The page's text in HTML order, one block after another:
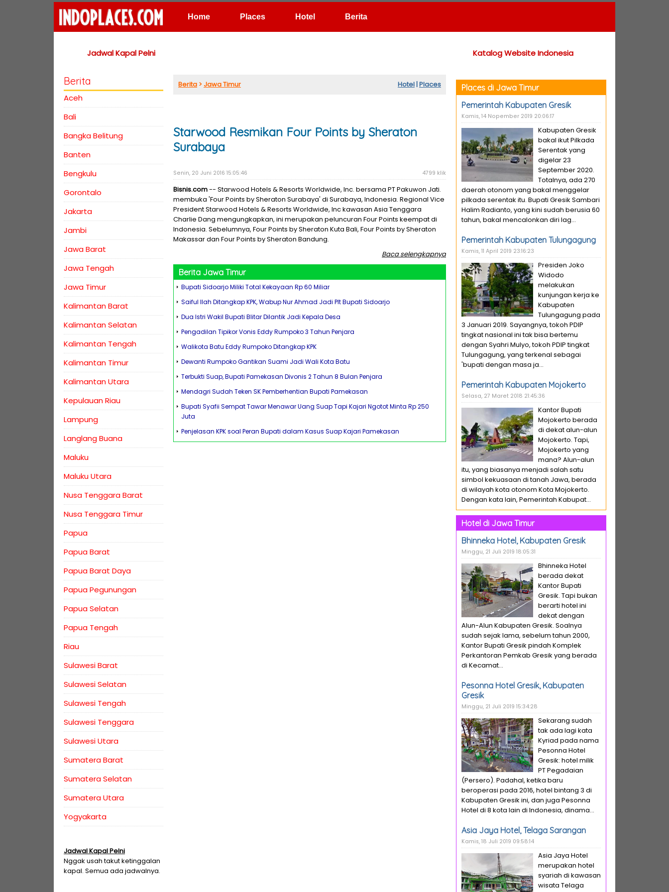
Home Places Hotel Berita
Jadwal Kapal Pelni Katalog Website Indonesia
Berita
Aceh
Bali
Bangka Belitung
Banten
Bengkulu
Gorontalo
Jakarta
Jambi
Jawa Barat
Jawa Tengah
Jawa Timur
Kalimantan Barat
Kalimantan Selatan
Kalimantan Tengah
Kalimantan Timur
Kalimantan Utara
Kepulauan Riau
Lampung
Langlang Buana
Maluku
Maluku Utara
Nusa Tenggara Barat
Nusa Tenggara Timur
Papua
Papua Barat
Papua Barat Daya
Papua Pegunungan
Papua Selatan
Papua Tengah
Riau
Sulawesi Barat
Sulawesi Selatan
Sulawesi Tengah
Sulawesi Tenggara
Sulawesi Utara
Sumatera Barat
Sumatera Selatan
Sumatera Utara
Yogyakarta
Jadwal Kapal Pelni
Nggak usah takut ketinggalan
kapal. Semua ada jadwalnya.
Berita >Jawa Timur Hotel|Places
Starwood Resmikan Four Points by Sheraton
Surabaya
Senin, 20 Juni 2016 15:05:46 4799 klik
Bisnis.com-- Starwood Hotels & Resorts Worldwide, Inc. bersama PT Pakuwon Jati.
membuka 'Four Points by Sheraton Surabaya' di Surabaya, Indonesia. Regional Vice
President Starwood Hotels & Resorts Worldwide, Inc kawasan Asia Tenggara
Charlie Dang mengungkapkan, ini merupakan peluncuran Four Points keempat di
Indonesia. Sebelumnya, Four Points by Sheraton Kuta Bali, Four Points by Sheraton
Makassar dan Four Points by Sheraton Bandung.
Baca selengkapnya
Berita Jawa Timur
Bupati Sidoarjo Miliki Total Kekayaan Rp 60 Miliar
Saiful Ilah Ditangkap KPK, Wabup Nur Ahmad Jadi Plt Bupati Sidoarjo
Dua Istri Wakil Bupati Blitar Dilantik Jadi Kepala Desa
Pengadilan Tipikor Vonis Eddy Rumpoko 3 Tahun Penjara
Walikota Batu Eddy Rumpoko Ditangkap KPK
Dewanti Rumpoko Gantikan Suami Jadi Wali Kota Batu
Terbukti Suap, Bupati Pamekasan Divonis 2 Tahun 8 Bulan Penjara
Mendagri Sudah Teken SK Pemberhentian Bupati Pamekasan
Bupati Syafii Sempat Tawar Menawar Uang Suap Tapi Kajari Ngotot Minta Rp 250
Juta
Penjelasan KPK soal Peran Bupati dalam Kasus Suap Kajari Pamekasan
Places di Jawa Timur
Pemerintah Kabupaten Gresik
Kamis, 14 Nopember 2019 20:06:17
Kabupaten Gresik
bakal ikut Pilkada
Serentak yang
digelar 23
September 2020.
Totalnya, ada 270
daerah otonom yang bakal menggelar
pilkada serentak itu. Bupati Gresik Sambari
Halim Radianto, yang kini sudah berusia 60
tahun, bakal mencalonkan diri lag...
Pemerintah Kabupaten Tulungagung
Kamis, 11 April 2019 23:16:23
Presiden Joko
Widodo
melakukan
kunjungan kerja ke
Kabupaten
Tulungagung pada
3 Januari 2019. Sayangnya, tokoh PDIP
tingkat nasional ini tak bisa bertemu
dengan Syahri Mulyo, tokoh PDIP tingkat
Tulungagung, yang terkenal sebagai
'bupati dengan masa ja...
Pemerintah Kabupaten Mojokerto
Selasa, 27 Maret 2018 21:45:36
Kantor Bupati
Mojokerto berada
di dekat alun-alun
Mojokerto. Tapi,
Mojokerto yang
mana? Alun-alun
itu, yang biasanya menjadi salah satu
simbol kekuasaan di tanah Jawa, berada
di wilayah kota otonom Kota Mojokerto.
Dengan kata lain, Pemerintah Kabupat...
Hotel di Jawa Timur
Bhinneka Hotel, Kabupaten Gresik
Minggu, 21 Juli 2019 18:05:31
Bhinneka Hotel
berada dekat
Kantor Bupati
Gresik. Tapi bukan
berarti hotel ini
dekat dengan
Alun-Alun Kabupaten Gresik. Soalnya
sudah sejak lama, sebelum tahun 2000,
Kantor Bupati Gresik pindah Komplek
Perkantoran Pemkab Gresik yang berada
di Kecamat...
Pesonna Hotel Gresik, Kabupaten
Gresik
Minggu, 21 Juli 2019 15:34:28
Sekarang sudah
tak ada lagi kata
Kyriad pada nama
Pesonna Hotel
Gresik: hotel milik
PT Pegadaian
(Persero). Padahal, ketika baru
beroperasi pada 2016, hotel bintang 3 di
Kabupaten Gresik ini, dan juga Pesonna
Hotel di 8 kota lain di Indonesia, dinama...
Asia Jaya Hotel, Telaga Sarangan
Kamis, 18 Juli 2019 09:58:14
Asia Jaya Hotel
merupakan hotel
syariah di kawasan
wisata Telaga